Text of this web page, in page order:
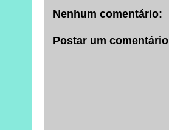
Nenhum comentário:
Postar um comentário